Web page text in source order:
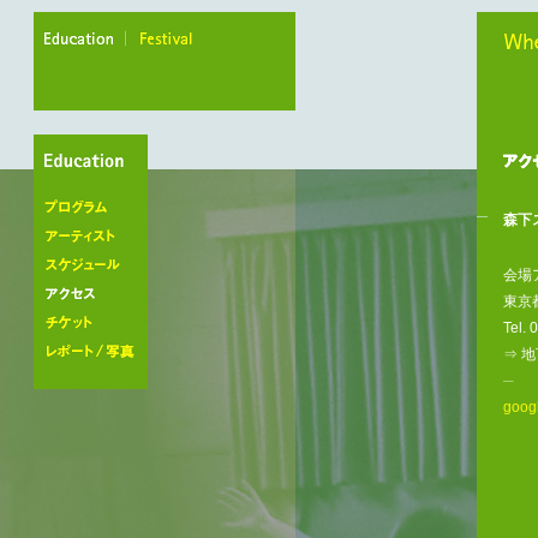
プログラム
アーティスト
スケジュール
アクセス
チケット
森下
会場
東京
Tel.
⇒ 地
─